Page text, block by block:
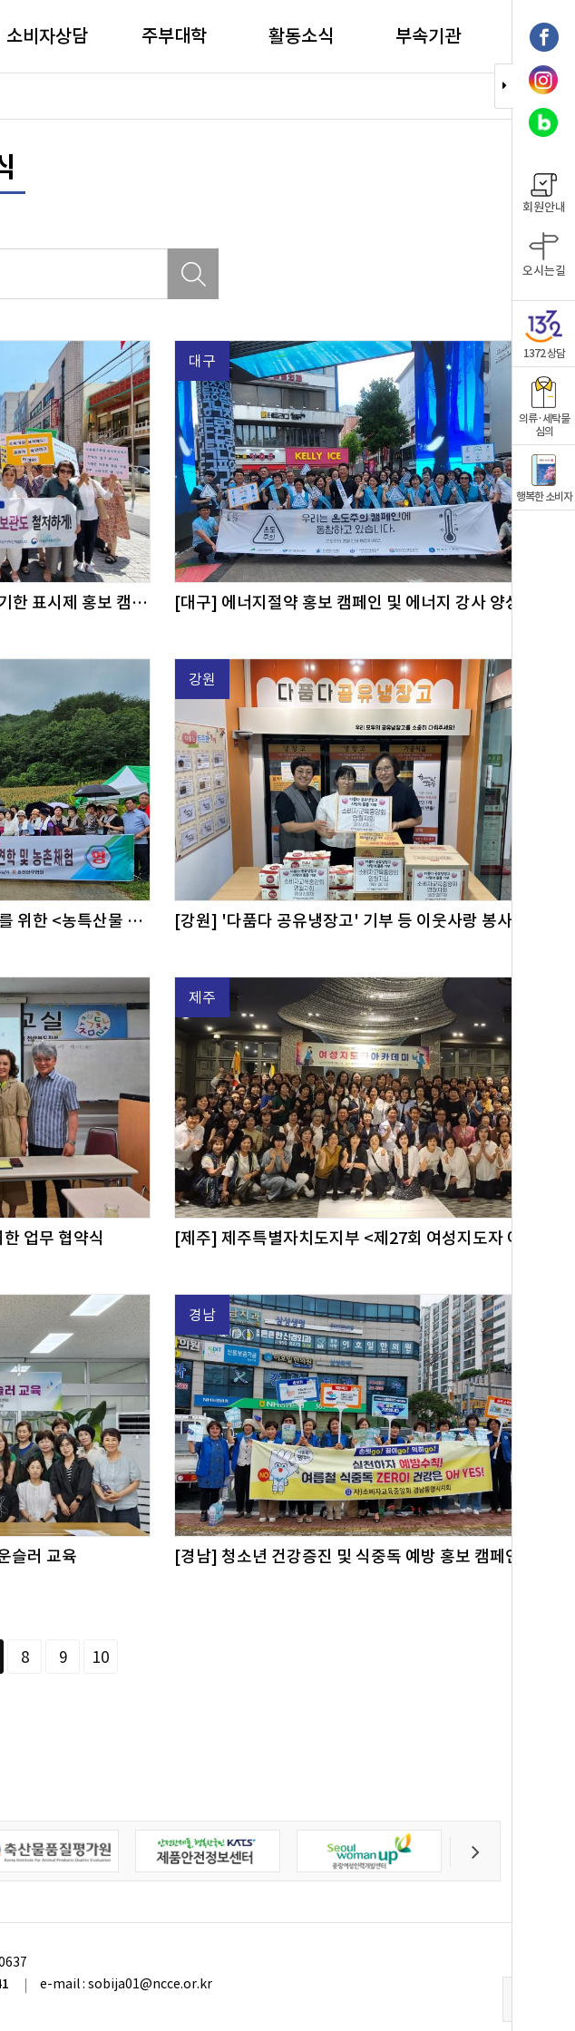
회원안내
오시는길
1372 상담
의류·세탁물
심의
행복한 소비자
소비자상담 주부대학 활동소식 부속기관
[부산] GAP 인증제 및 식품 소비기한 표시제 홍보 캠페인
대구
[중앙회(서울)] 도농교류 활성화를 위한 <농특산물 및 한우농장 현장 체험>
강원
[강원] '다품다 공유냉장고' 기부 등 이웃사랑 봉사활동
업무 협약식
제주
슬러 교육
경남
[경남] 청소년 건강증진 및 식중독 예방 홍보 캠페인
8 9 10
e-mail : sobija01@ncce.or.kr